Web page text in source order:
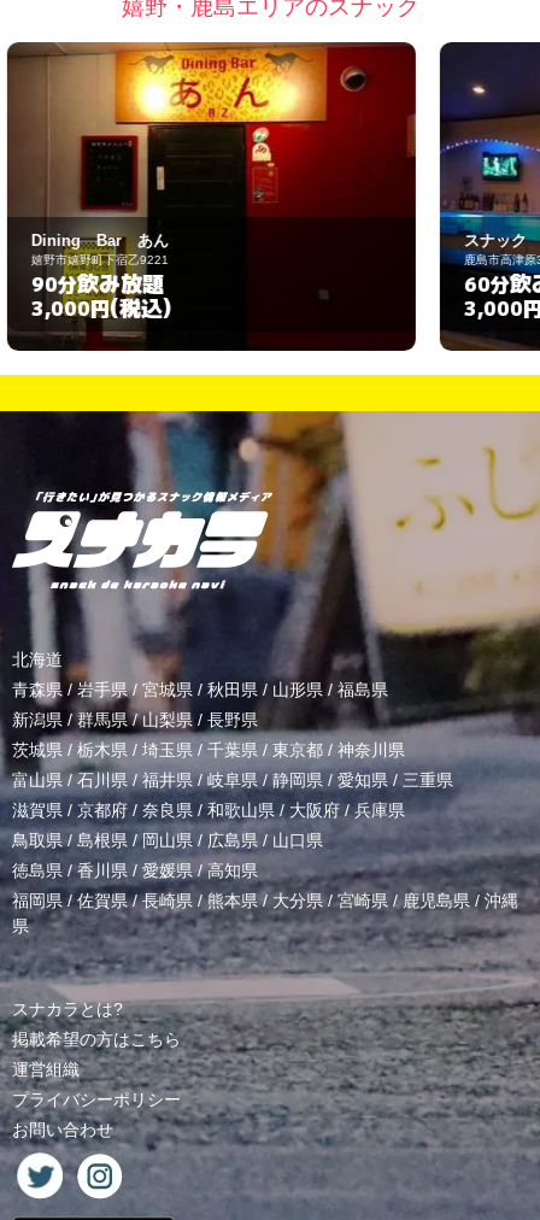
嬉野・鹿島エリアのスナック
スナック bloom
鹿島市高津原3825-7
60分飲み放題
3,000円
北海道
青森県 / 岩手県/ 宮城県 / 秋田県 / 山形県/ 福島県
新潟県 /群馬県/山梨県 / 長野県
茨城県 / 栃木県 / 埼玉県 / 千葉県 / 東京都 / 神奈川県
富山県 /石川県/福井県/岐阜県 / 静岡県 / 愛知県 / 三重県
滋賀県 / 京都府 / 奈良県 / 和歌山県/ 大阪府 /兵庫県
鳥取県/ 島根県 /岡山県/ 広島県 / 山口県
徳島県 /香川県 / 愛媛県/高知県
福岡県/佐賀県/長崎県 /熊本県/ 大分県/宮崎県 /鹿児島県 / 沖縄
県
スナカラとは?
掲載希望の方はこちら
運営組織
プライバシーポリシー
お問い合わせ